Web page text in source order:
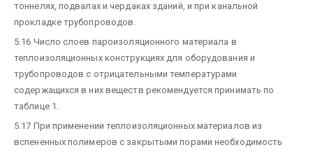
тоннелях, подвалах и чердаках зданий, и при канальной
прокладке трубопроводов.
5.16 Число слоев пароизоляционного материала в
теплоизоляционных конструкциях для оборудования и
трубопроводов с отрицательными температурами
содержащихся в них веществ рекомендуется принимать по
таблице 1.
5.17 При применении теплоизоляционных материалов из
вспененных полимеров с закрытыми порами необходимость